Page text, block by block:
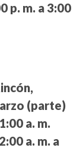
p. m. a 3:00
(parte)
a. m.
2:00 a. m. a